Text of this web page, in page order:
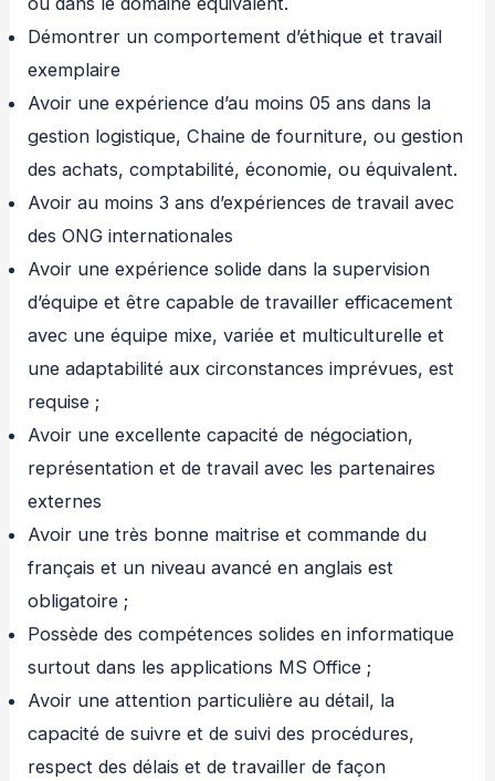
Démontrer un comportement d’éthique et travail
exemplaire
Avoir une expérience d’au moins 05 ans dans la
gestion logistique, Chaine de fourniture, ou gestion
des achats, comptabilité, économie, ou équivalent.
Avoir au moins 3 ans d’expériences de travail avec
des ONG internationales
Avoir une expérience solide dans la supervision
d’équipe et être capable de travailler efficacement
avec une équipe mixe, variée et multiculturelle et
une adaptabilité aux circonstances imprévues, est
requise ;
Avoir une excellente capacité de négociation,
représentation et de travail avec les partenaires
externes
Avoir une très bonne maitrise et commande du
français et un niveau avancé en anglais est
obligatoire ;
Possède des compétences solides en informatique
surtout dans les applications MS Office ;
Avoir une attention particulière au détail, la
capacité de suivre et de suivi des procédures,
respect des délais et de travailler de façon